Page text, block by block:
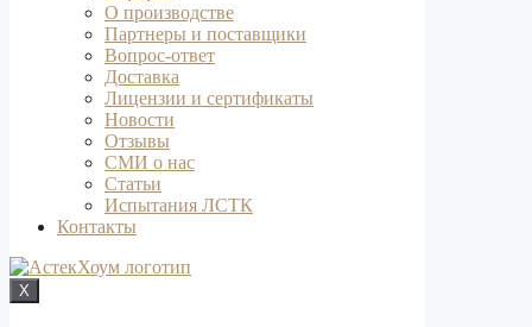
О производстве
Партнеры и поставщики
Вопрос-ответ
Доставка
Лицензии и сертификаты
Новости
Отзывы
СМИ о нас
Статьи
Испытания ЛСТК
Контакты
X